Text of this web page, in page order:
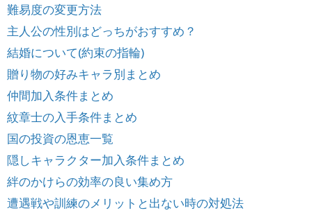
難易度の変更方法
主人公の性別はどっちがおすすめ？
結婚について(約束の指輪)
贈り物の好みキャラ別まとめ
仲間加入条件まとめ
紋章士の入手条件まとめ
国の投資の恩恵一覧
隠しキャラクター加入条件まとめ
絆のかけらの効率の良い集め方
遭遇戦や訓練のメリットと出ない時の対処法